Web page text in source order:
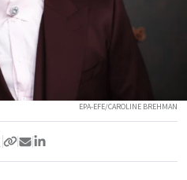
EPA-EFE/CAROLINE BREHMAN